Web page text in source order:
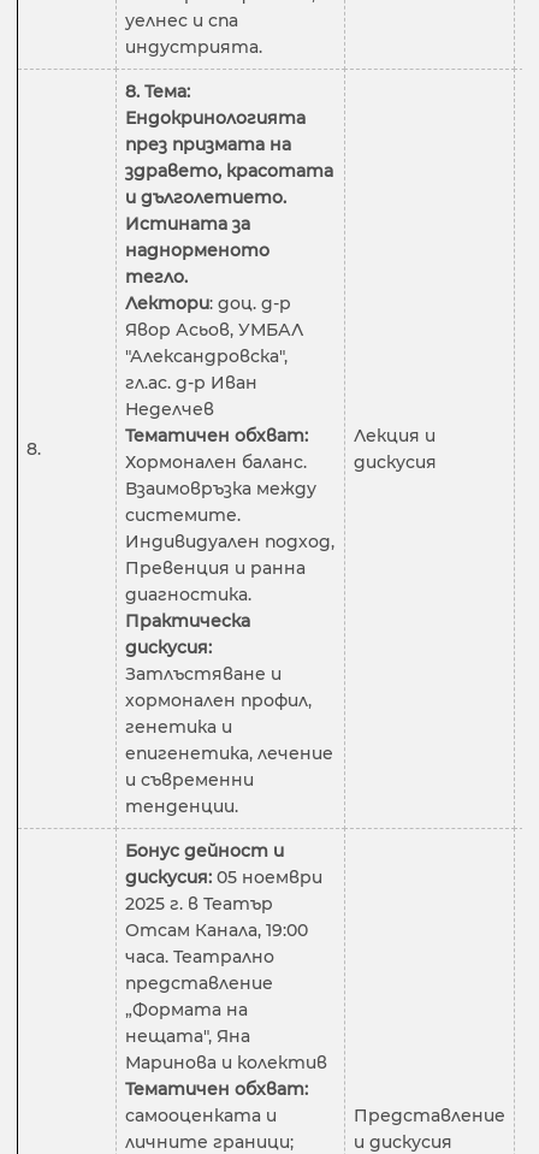
уелнес и спа
индустрията.
8.
8. Тема:
Ендокринологията
през призмата на
здравето, красотата
и дълголетието.
Истината за
наднорменото
тегло.
Лектори: доц. д-р
Явор Асьов, УМБАЛ
"Александровска",
гл.ас. д-р Иван
Неделчев
Тематичен обхват:
Хормонален баланс.
Взаимовръзка между
системите.
Индивидуален подход,
Превенция и ранна
диагностика.
Практическа
дискусия:
Затлъстяване и
хормонален профил,
генетика и
епигенетика, лечение
и съвременни
тенденции.
Лекция и
дискусия
Бонус дейност и
дискусия: 05 ноември
2025 г. в Театър
Отсам Канала, 19:00
часа. Театрално
представление
„Формата на
нещата", Яна
Маринова и колектив
Тематичен обхват:
самооценката и
личните граници;
Представление
и дискусия